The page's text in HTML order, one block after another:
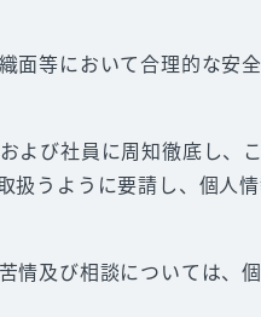
面等において合理的な安
よび社員に周知徹底し、
扱うように要請し、個人
情及び相談については、